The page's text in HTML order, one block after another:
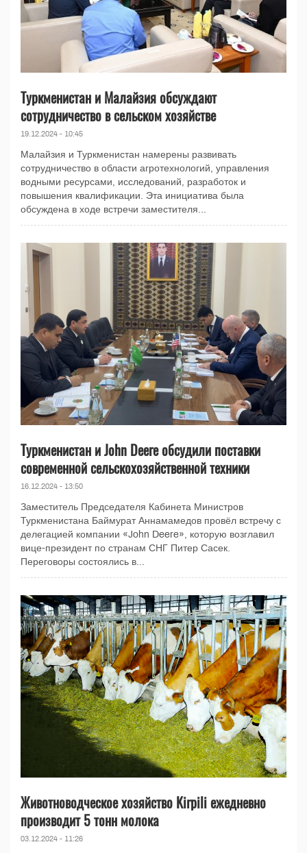
Туркменистан и Малайзия обсуждают
сотрудничество в сельском хозяйстве
19.12.2024 - 10:45
Малайзия и Туркменистан намерены развивать
сотрудничество в области агротехнологий, управления
водными ресурсами, исследований, разработок и
повышения квалификации. Эта инициатива была
обсуждена в ходе встречи заместителя...
Туркменистан и John Deere обсудили поставки
современной сельскохозяйственной техники
16.12.2024 - 13:50
Заместитель Председателя Кабинета Министров
Туркменистана Баймурат Аннамамедов провёл встречу с
делегацией компании «John Deere», которую возглавил
вице-президент по странам СНГ Питер Сасек.
Переговоры состоялись в...
Животноводческое хозяйство Kirpili ежедневно
производит 5 тонн молока
03.12.2024 - 11:26